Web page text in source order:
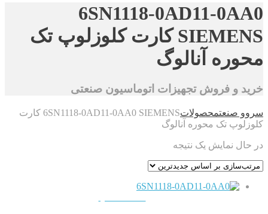
6SN1118-0AD11-0AA0
SIEMENS کارت کلوزلوپ تک
محوره آنالوگ
خرید و فروش تجهیزات اتوماسیون صنعتی
سروو صنعتمحصولات
6SN1118-0AD11-0AA0 SIEMENS کارت
کلوزلوپ تک محوره آنالوگ
در حال نمایش یک نتیجه